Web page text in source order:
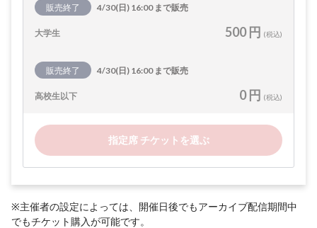
販売終了 4/30(日) 16:00 まで販売
大学生 500 円 (税込)
販売終了 4/30(日) 16:00 まで販売
高校生以下 0 円 (税込)
指定席 チケットを選ぶ
※主催者の設定によっては、開催日後でもアーカイブ配信期間中
でもチケット購入が可能です。